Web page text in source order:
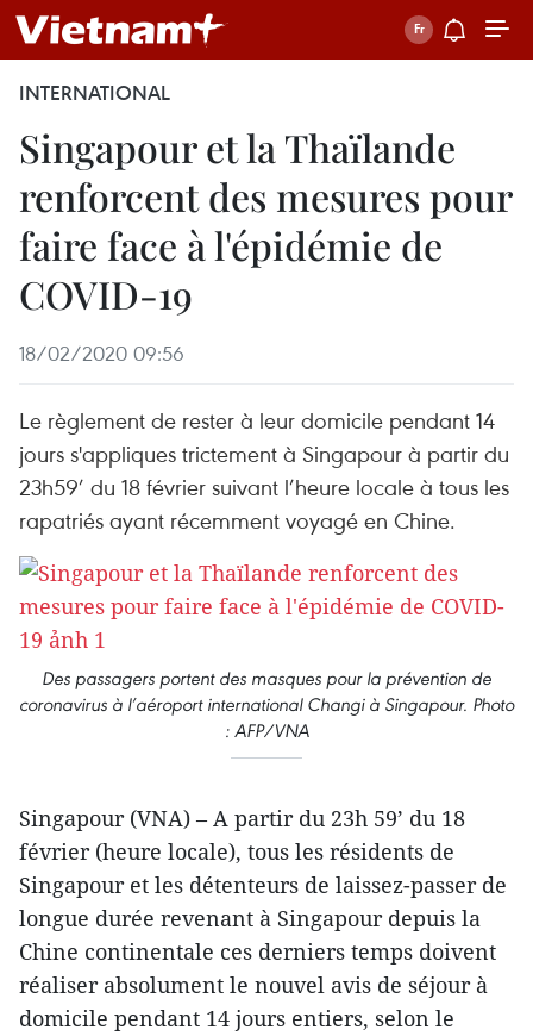
INTERNATIONAL
Singapour et la Thaïlande
renforcent des mesures pour
faire face à l'épidémie de
COVID-19
18/02/2020 09:56
Le règlement de rester à leur domicile pendant 14
jours s'appliques trictement à Singapour à partir du
23h59’ du 18 février suivant l’heure locale à tous les
rapatriés ayant récemment voyagé en Chine.
Des passagers portent des masques pour la prévention de
coronavirus à l’aéroport international Changi à Singapour. Photo
: AFP/VNA
Singapour (VNA) – A partir du 23h 59’ du 18
février (heure locale), tous les résidents de
Singapour et les détenteurs de laissez-passer de
longue durée revenant à Singapour depuis la
Chine continentale ces derniers temps doivent
réaliser absolument le nouvel avis de séjour à
domicile pendant 14 jours entiers, selon le